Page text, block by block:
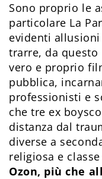
Sono proprio le
particolare La
evidenti
trarre, da
vero e proprio
pubblica,
professionisti e
che tre ex
distanza dal
diverse a
religiosa e
Ozon, più che